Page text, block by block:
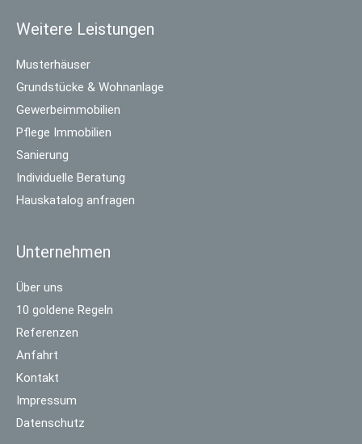
Weitere Leistungen
Musterhäuser
Grundstücke & Wohnanlage
Gewerbeimmobilien
Pflege Immobilien
Sanierung
Individuelle Beratung
Hauskatalog anfragen
Unternehmen
Über uns
10 goldene Regeln
Referenzen
Anfahrt
Kontakt
Impressum
Datenschutz